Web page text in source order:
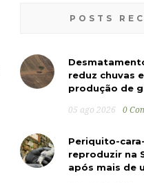
POSTS
reduz chuvas
produção de
05 ago 2026 0
Periquito-
reproduzir na
após mais de